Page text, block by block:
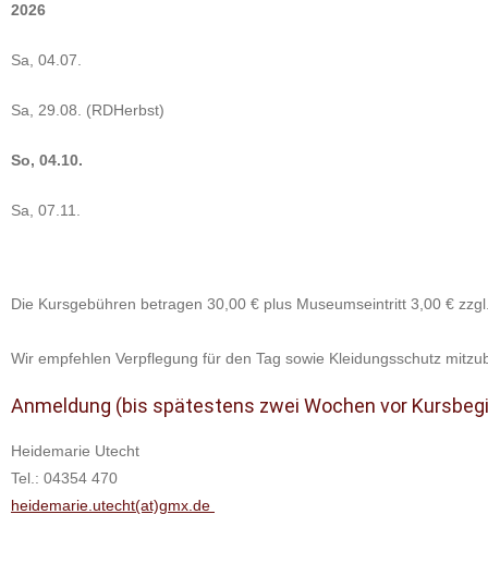
2026
Sa, 04.07.
Sa, 29.08. (RDHerbst)
So, 04.10.
Sa, 07.11.
Die Kursgebühren betragen 30,00 € plus Museumseintritt 3,00 €
Wir empfehlen Verpflegung für den Tag sowie Kleidungsschutz
Anmeldung (bis spätestens zwei Wochen vor
Heidemarie Utecht
Tel.: 04354 470
heidemarie.utecht(at)gmx.de